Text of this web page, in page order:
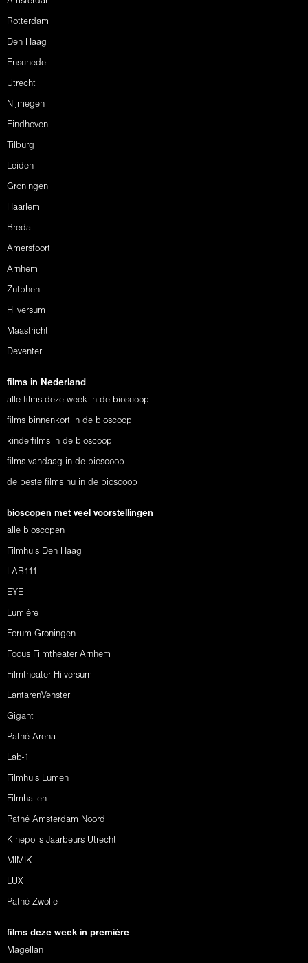
Rotterdam
Den Haag
Enschede
Utrecht
Nijmegen
Eindhoven
Tilburg
Leiden
Groningen
Haarlem
Breda
Amersfoort
Arnhem
Zutphen
Hilversum
Maastricht
Deventer
films in Nederland
alle films deze week in de bioscoop
films binnenkort in de bioscoop
kinderfilms in de bioscoop
films vandaag in de bioscoop
de beste films nu in de bioscoop
bioscopen met veel voorstellingen
alle bioscopen
Filmhuis Den Haag
LAB111
EYE
Lumière
Forum Groningen
Focus Filmtheater Arnhem
Filmtheater Hilversum
LantarenVenster
Gigant
Pathé Arena
Lab-1
Filmhuis Lumen
Filmhallen
Pathé Amsterdam Noord
Kinepolis Jaarbeurs Utrecht
MIMIK
LUX
Pathé Zwolle
films deze week in première
Magellan